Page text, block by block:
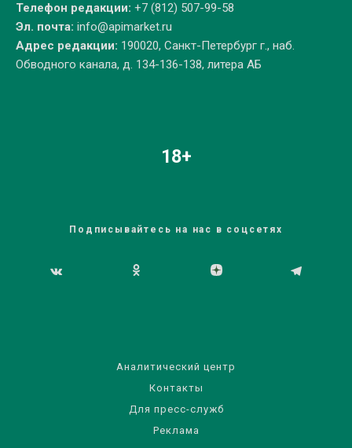
Телефон редакции: +7 (812) 507-99-58
Эл. почта: info@apimarket.ru
Адрес редакции: 190020, Санкт-Петербург г., наб.
Обводного канала, д. 134-136-138, литера АБ
18+
Подписывайтесь на нас в соцсетях
Аналитический центр
Контакты
Для пресс-служб
Реклама